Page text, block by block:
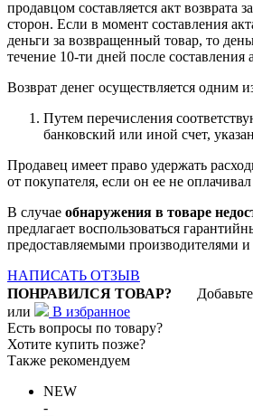
продавцом составляется акт возврата
сторон. Если в момент составления
деньги за возвращенный товар, то
течение 10-ти дней после составления
Возврат денег осуществляется одним
Путем перечисления
банковский или иной счет,
Продавец имеет право удержать
от покупателя, если он ее не
В случае обнаружения в товаре
предлагает воспользоваться
предоставляемыми производителями
НАПИСАТЬ ОТЗЫВ
ПОНРАВИЛСЯ ТОВАР? Добавьте
или
В избранное
Есть вопросы по товару?
Хотите купить позже?
Также рекомендуем
NEW
-